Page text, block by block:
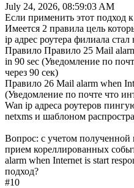
July 24, 2026, 08:59:03 AM
Если применить этот подход
Имеется 2 правила цель
ip адрес роутера филиала стал
Правило Правило 25 Mail
in 90 sec (Уведомление по
через 90 сек)
Правило 26 Mail alarm when
(Уведомление по почте что
Wan ip адреса роутеров
netxms и шаблоном
Вопрос: с учетом
прием кореллированных
alarm when Internet is start
подход?
#10